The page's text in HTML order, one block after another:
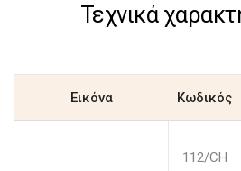
Τεχνικά
Εικόνα Κωδικός
112/CH